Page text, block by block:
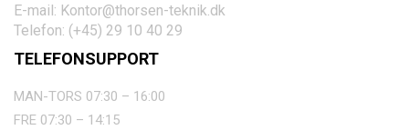
E-mail: Kontor@thorsen-teknik.dk
Telefon: (+45) 29 10 40 29
TELEFONSUPPORT
MAN-TORS 07:30 – 16:00
FRE 07:30 – 14:15